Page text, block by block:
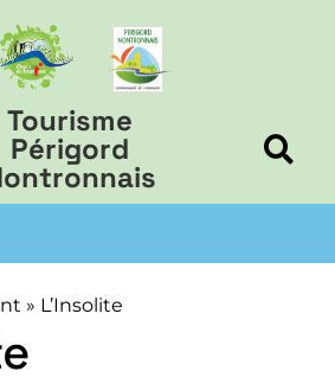
Tourisme
Périgord
» L’Insolite